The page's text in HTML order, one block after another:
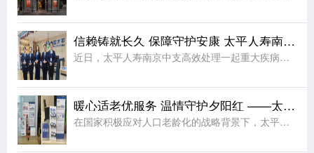
信赖铸就长久 保障守护安康 太平人寿南京中支高效赔付110万元赢得客户赞誉
近日，太平人寿南京中支高效处理一起重大疾病理赔案件，向客户达先生支付保险金共计110万元。本次理赔以专业、细节、温暖的服务切实履行了保险承诺，生动诠释了公司“以客户为中心”的服务理念。达先生自2014
暖心适老优服务 温情守护夕阳红 ——太平人寿江苏分公司2026年适老化服务工作纪实
在国家积极应对人口老龄化的战略背景下，太平人寿江苏分公司始终秉持“金融为民”的服务理念，聚焦老年客户群体的实际需求，持续优化服务流程、升级服务设施、提升服务温度，切实将适老化工作落到实处，用实际行动诠